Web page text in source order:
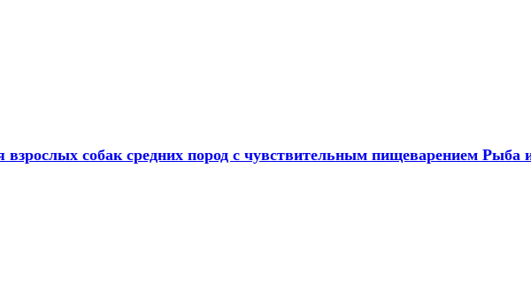
собак средних пород с чувствительным пищеварением Рыба